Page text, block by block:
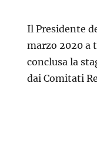
Il Presidente
marzo 2020 a
conclusa la
dai Comitati